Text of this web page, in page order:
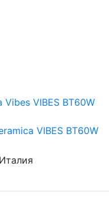
VIBES BT60W
Италия